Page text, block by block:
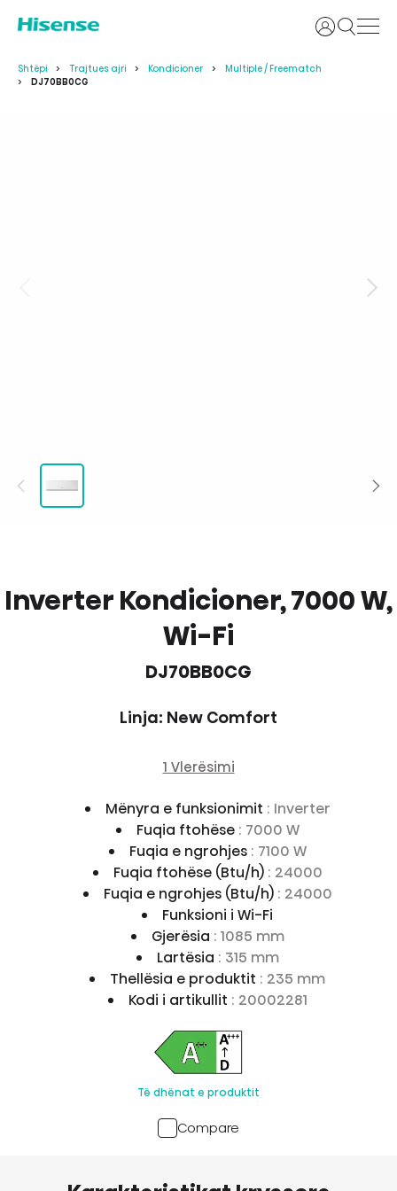
Identifikohu
Shtëpi Trajtues ajri Kondicioner
Multiple / Freematch
DJ70BB0CG
Inverter Kondicioner, 7000 W,
Wi-Fi
DJ70BB0CG
Linja: New Comfort
1 Vlerësimi
Mënyra e funksionimit : Inverter
Fuqia ftohëse : 7000 W
Fuqia e ngrohjes : 7100 W
Fuqia ftohëse (Btu/h) : 24000
Fuqia e ngrohjes (Btu/h) : 24000
Funksioni i Wi-Fi
Gjerësia : 1085 mm
Lartësia : 315 mm
Thellësia e produktit : 235 mm
Kodi i artikullit : 20002281
Të dhënat e produktit
Compare